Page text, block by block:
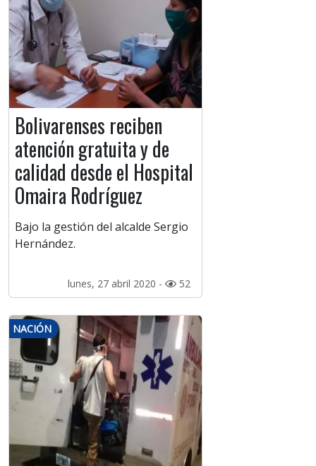
Bolivarenses reciben
atención gratuita y de
calidad desde el Hospital
Omaira Rodríguez
Bajo la gestión del alcalde Sergio
Hernández.
lunes, 27 abril 2020 - 52
NACIÓN